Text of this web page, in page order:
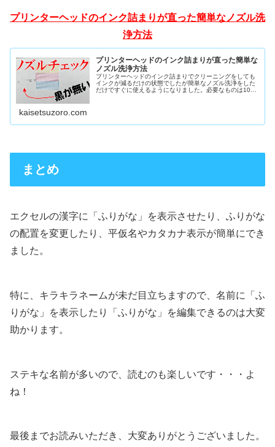
プリンターヘッドのインク詰まりが直った簡単なノズル洗
浄方法
プリンターヘッドのインク詰まりが直った簡単な
ノズル洗浄方法
プリンターヘッドのインク詰まりでクリーニングをしても
インクが減るだけの状態でしたが簡単なノズル洗浄をした
だけですぐに使えるようになりました。必要なものは100
kaisetsuzoro.com
まとめ
エクセルの漢字に「ふりがな」を表示させたり、ふりがな
の配置を変更したり、平仮名やカタカナ表示が簡単にでき
ました。
特に、キラキラネームが未だ目立ちますので、名前に「ふ
りがな」を表示したり「ふりがな」を編集できるのは大変
助かります。
ステキな名前が多いので、読むのも楽しいです・・・よ
ね！
最後までお読みいただき、大変ありがとうございました。